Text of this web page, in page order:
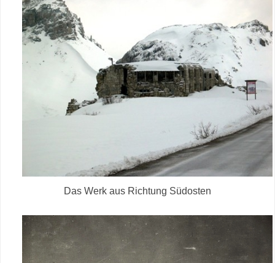
Das Werk aus Richtung Südosten